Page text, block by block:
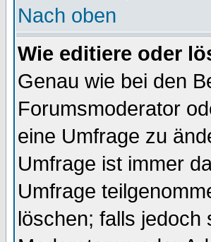
Nach oben
Wie editiere oder
Genau wie bei den
Forumsmoderator
eine Umfrage zu
Umfrage ist immer
Umfrage
löschen; falls jedoch